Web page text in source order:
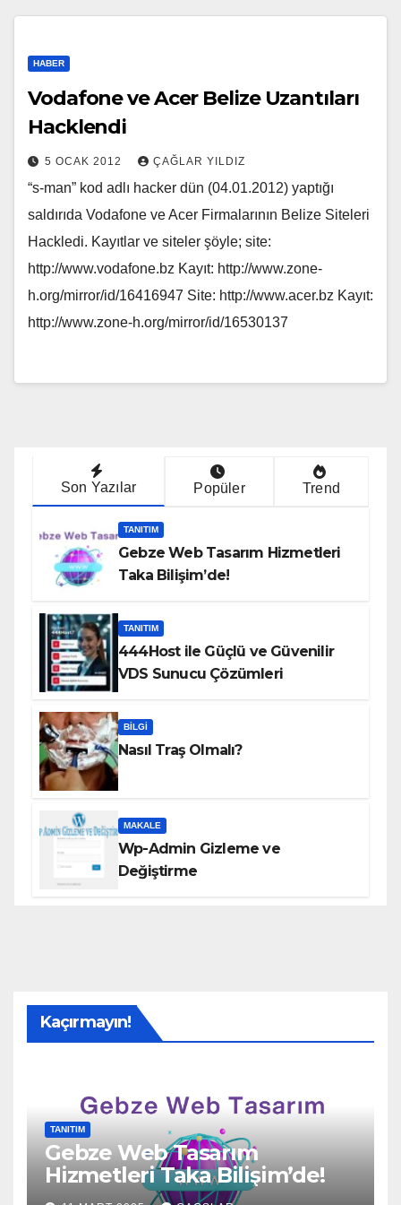
HABER
Vodafone ve Acer Belize Uzantıları
Hacklendi
5 OCAK 2012 ÇAĞLAR YILDIZ
“s-man” kod adlı hacker dün (04.01.2012) yaptığı
saldırıda Vodafone ve Acer Firmalarının Belize Siteleri
Hackledi. Kayıtlar ve siteler şöyle; site:
http://www.vodafone.bz Kayıt: http://www.zone-
h.org/mirror/id/16416947 Site: http://www.acer.bz Kayıt:
http://www.zone-h.org/mirror/id/16530137
Son Yazılar Popüler Trend
TANITIM
Gebze Web Tasarım Hizmetleri
Taka Bilişim’de!
TANITIM
444Host ile Güçlü ve Güvenilir
VDS Sunucu Çözümleri
BILGI
Nasıl Traş Olmalı?
MAKALE
Wp-Admin Gizleme ve
Değiştirme
Kaçırmayın!
TANITIM
Gebze Web Tasarım
Hizmetleri Taka Bilişim’de!